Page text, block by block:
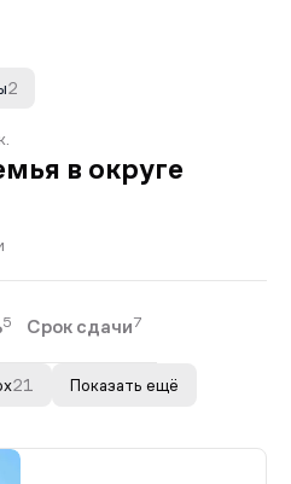
2
в округе
5 Срок сдачи7
21 Показать ещё